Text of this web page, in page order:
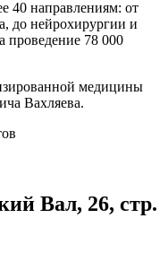
40 направлениям: от
до нейрохирургии и
проведение 78 000
медицины
Вахляева.
Вал, 26, стр.